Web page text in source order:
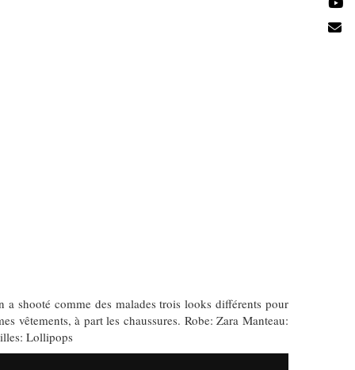
shooté comme des malades trois looks différents pour
vêtements, à part les chaussures. Robe: Zara Manteau:
Lollipops